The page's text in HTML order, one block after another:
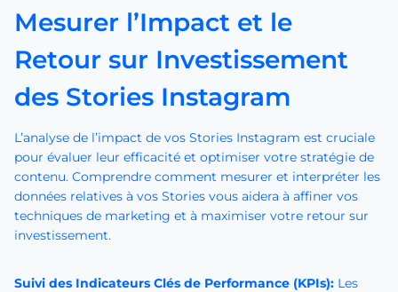
Mesurer l’Impact et le
Retour sur Investissement
des Stories Instagram
L’analyse de l’impact de vos Stories Instagram est cruciale
pour évaluer leur efficacité et optimiser votre stratégie de
contenu. Comprendre comment mesurer et interpréter les
données relatives à vos Stories vous aidera à affiner vos
techniques de marketing et à maximiser votre retour sur
investissement.
Suivi des Indicateurs Clés de Performance (KPIs): Les